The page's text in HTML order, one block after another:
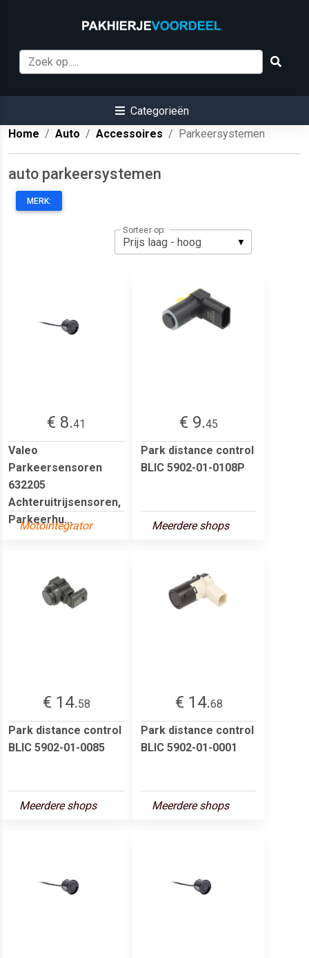
Categorieën
Home
Auto Accessoires Parkeersystemen
auto parkeersystemen
MERK:
Sorteer op:
€ 8.41
Valeo
Parkeersensoren
632205
Achteruitrijsensoren,
Parkeerhu...
Motointegrator
€ 9.45
Park distance control
BLIC 5902-01-0108P
Meerdere shops
€ 14.58
Park distance control
BLIC 5902-01-0085
Meerdere shops
€ 14.68
Park distance control
BLIC 5902-01-0001
Meerdere shops